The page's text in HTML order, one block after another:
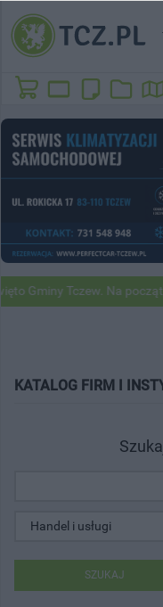
Gminy Tczew. Na
KATALOG FIRM I
SZUKAJ